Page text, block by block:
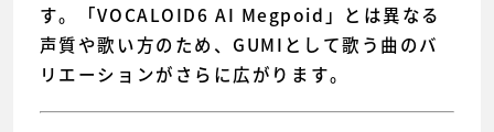
す。「VOCALOID6 AI Megpoid」とは異なる
声質や歌い方のため、GUMIとして歌う曲のバ
リエーションがさらに広がります。